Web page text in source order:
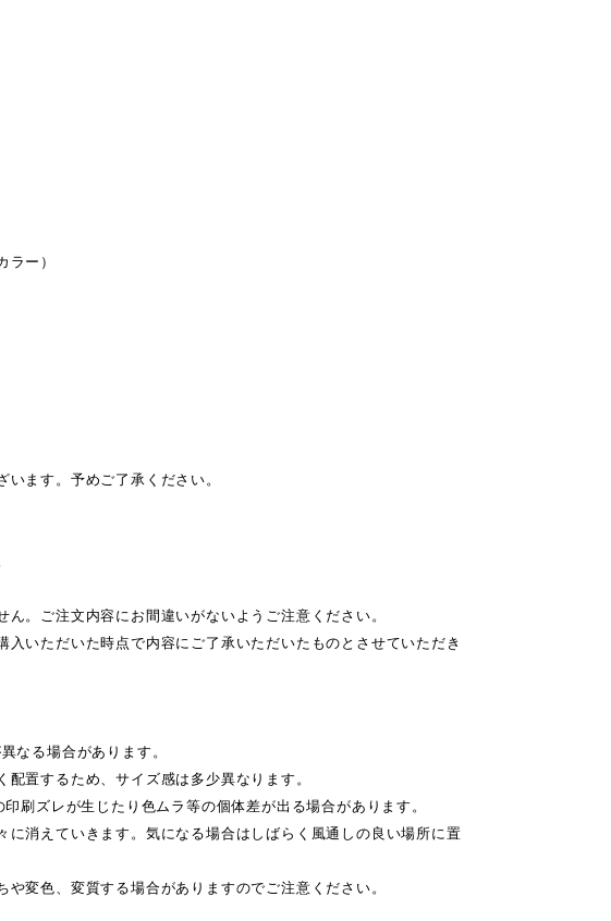
ー）
ます。予めご了承ください。
。ご注文内容にお間違いがないようご注意ください。
いただいた時点で内容にご了承いただいたものとさせていただき
なる場合があります。
置するため、サイズ感は多少異なります。
ズレが生じたり色ムラ等の個体差が出る場合があります。
消えていきます。気になる場合はしばらく風通しの良い場所に置
変色、変質する場合がありますのでご注意ください。